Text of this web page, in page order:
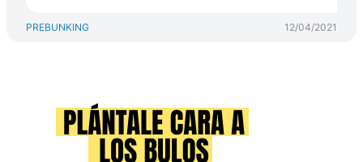
PREBUNKING 12/04/2021